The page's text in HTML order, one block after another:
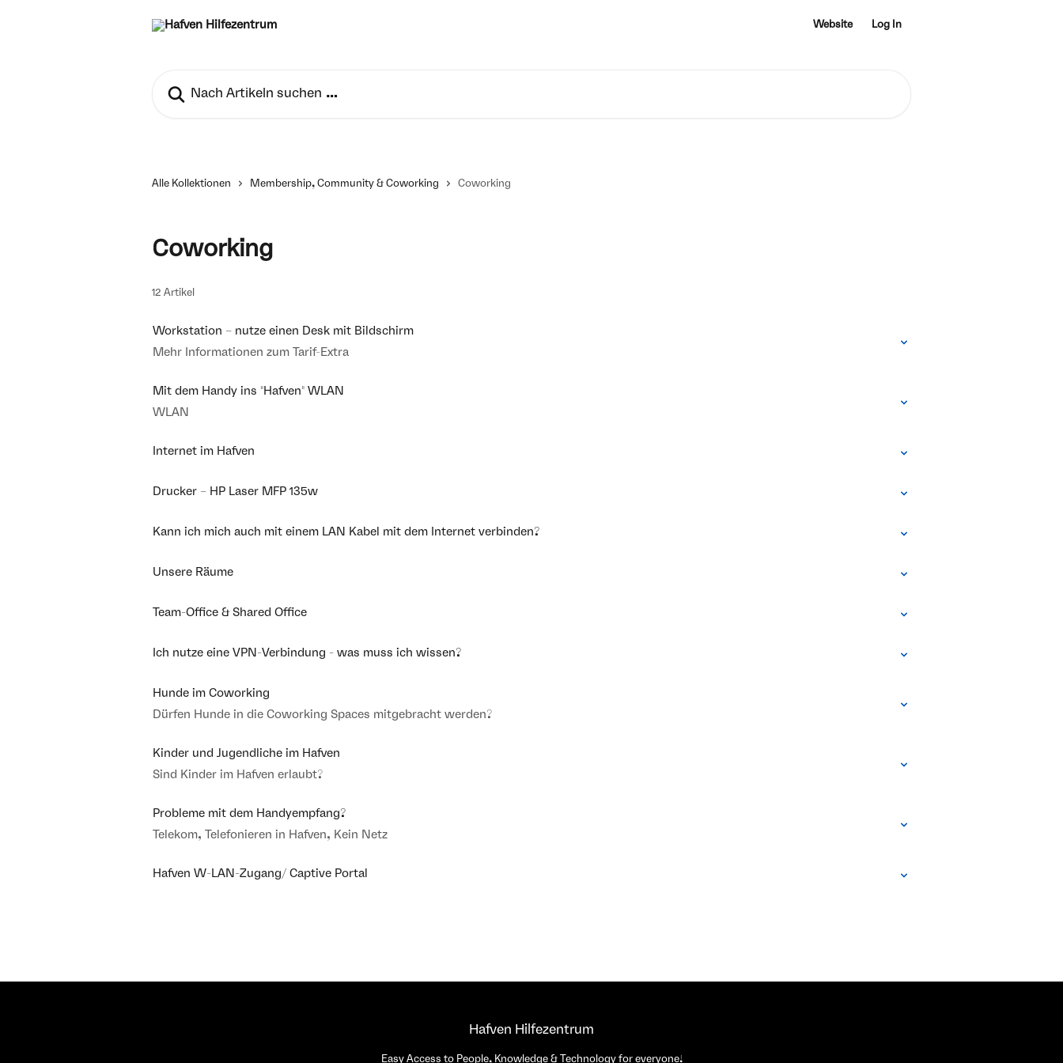
Website Log In
Alle Kollektionen Membership, Community & Coworking Coworking
Coworking
12 Artikel
Workstation – nutze einen Desk mit Bildschirm
Mehr Informationen zum Tarif-Extra
Mit dem Handy ins "Hafven" WLAN
WLAN
Internet im Hafven
Drucker – HP Laser MFP 135w
Kann ich mich auch mit einem LAN Kabel mit dem Internet verbinden?
Unsere Räume
Team-Office & Shared Office
Ich nutze eine VPN-Verbindung - was muss ich wissen?
Hunde im Coworking
Dürfen Hunde in die Coworking Spaces mitgebracht werden?
Kinder und Jugendliche im Hafven
Sind Kinder im Hafven erlaubt?
Probleme mit dem Handyempfang?
Telekom, Telefonieren in Hafven, Kein Netz
Hafven W-LAN-Zugang/ Captive Portal
Hafven Hilfezentrum
Easy Access to People, Knowledge & Technology for everyone!